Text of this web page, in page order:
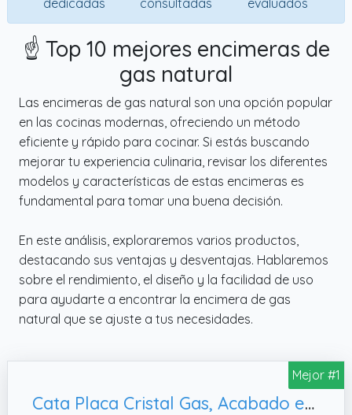
☝️ Top 10 mejores encimeras de
gas natural
Las encimeras de gas natural son una opción popular
en las cocinas modernas, ofreciendo un método
eficiente y rápido para cocinar. Si estás buscando
mejorar tu experiencia culinaria, revisar los diferentes
modelos y características de estas encimeras es
fundamental para tomar una buena decisión.
En este análisis, exploraremos varios productos,
destacando sus ventajas y desventajas. Hablaremos
sobre el rendimiento, el diseño y la facilidad de uso
para ayudarte a encontrar la encimera de gas
natural que se ajuste a tus necesidades.
Mejor #1
Cata Placa Cristal Gas, Acabado en Cristal Negro